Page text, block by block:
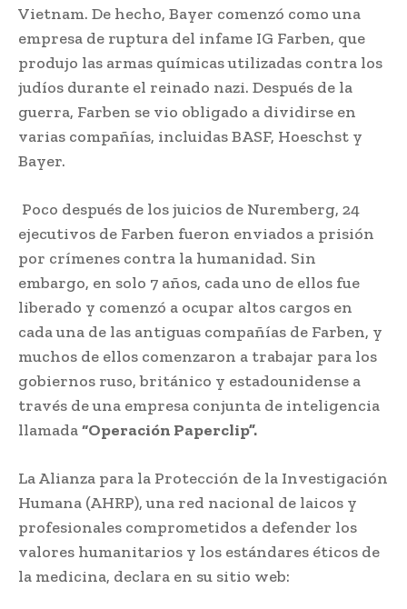
Vietnam. De hecho, Bayer comenzó como una
empresa de ruptura del infame IG Farben, que
produjo las armas químicas utilizadas contra los
judíos durante el reinado nazi. Después de la
guerra, Farben se vio obligado a dividirse en
varias compañías, incluidas BASF, Hoeschst y
Bayer.
Poco después de los juicios de Nuremberg, 24
ejecutivos de Farben fueron enviados a prisión
por crímenes contra la humanidad. Sin
embargo, en solo 7 años, cada uno de ellos fue
liberado y comenzó a ocupar altos cargos en
cada una de las antiguas compañías de Farben, y
muchos de ellos comenzaron a trabajar para los
gobiernos ruso, británico y estadounidense a
través de una empresa conjunta de inteligencia
llamada“Operación Paperclip”.
La Alianza para la Protección de la Investigación
Humana (AHRP), una red nacional de laicos y
profesionales comprometidos a defender los
valores humanitarios y los estándares éticos de
la medicina, declara en su sitio web: